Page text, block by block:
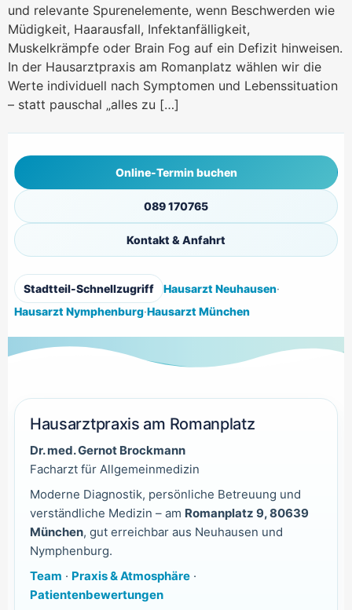
und relevante Spurenelemente, wenn Beschwerden wie
Müdigkeit, Haarausfall, Infektanfälligkeit,
Muskelkrämpfe oder Brain Fog auf ein Defizit hinweisen.
In der Hausarztpraxis am Romanplatz wählen wir die
Werte individuell nach Symptomen und Lebenssituation
– statt pauschal „alles zu […]
Online-Termin buchen
089 170765
Kontakt & Anfahrt
Stadtteil-Schnellzugriff Hausarzt Neuhausen·
Hausarzt Nymphenburg·Hausarzt München
Hausarztpraxis am Romanplatz
Dr. med. Gernot Brockmann
Facharzt für Allgemeinmedizin
Moderne Diagnostik, persönliche Betreuung und
verständliche Medizin – am Romanplatz 9, 80639
München, gut erreichbar aus Neuhausen und
Nymphenburg.
Team · Praxis & Atmosphäre·
Patientenbewertungen